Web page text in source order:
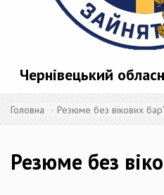
Чернівецький
Головна Резюме без вікових
Резюме без